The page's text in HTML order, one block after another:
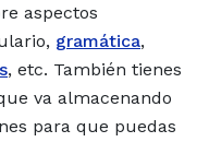
aspectos
gramática,
, etc. También tienes
va almacenando
para que puedas